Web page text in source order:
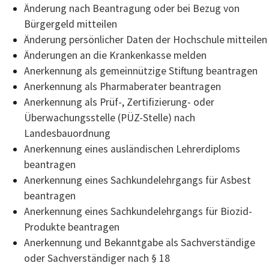
Änderung nach Beantragung oder bei Bezug von
Bürgergeld mitteilen
Änderung persönlicher Daten der Hochschule mitteilen
Änderungen an die Krankenkasse melden
Anerkennung als gemeinnützige Stiftung beantragen
Anerkennung als Pharmaberater beantragen
Anerkennung als Prüf-, Zertifizierung- oder
Überwachungsstelle (PÜZ-Stelle) nach
Landesbauordnung
Anerkennung eines ausländischen Lehrerdiploms
beantragen
Anerkennung eines Sachkundelehrgangs für Asbest
beantragen
Anerkennung eines Sachkundelehrgangs für Biozid-
Produkte beantragen
Anerkennung und Bekanntgabe als Sachverständige
oder Sachverständiger nach § 18